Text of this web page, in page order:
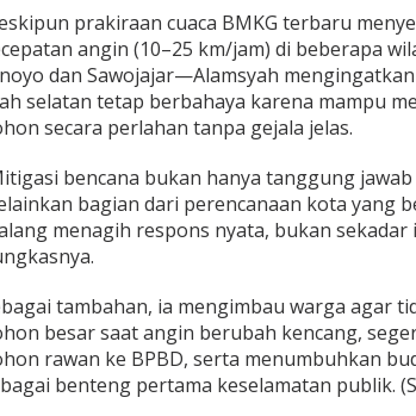
a
n
g
R
a
y
prakiraan cuaca BMKG terbaru
angin (10–25 km/jam) di beberapa
dan Sawojajar—Alamsyah
selatan tetap berbahaya karena mampu
secara perlahan tanpa gejala jelas.
bencana bukan hanya tanggung
bagian dari perencanaan kota yang
menagih respons nyata, bukan sekadar
tambahan, ia mengimbau warga agar
besar saat angin berubah kencang,
rawan ke BPBD, serta menumbuhkan
benteng pertama keselamatan publik.